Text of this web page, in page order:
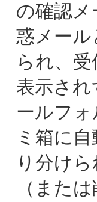
の確認
惑メー
られ、
表示さ
ールフ
ミ箱に
り分け
（また